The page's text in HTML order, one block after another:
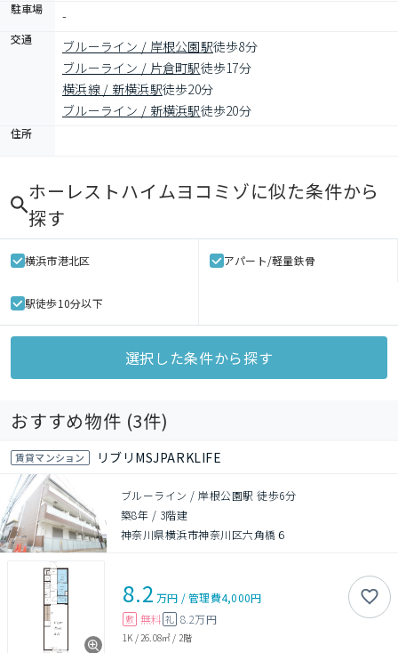
駐車場 -
交通 ブルーライン / 岸根公園駅徒歩8分
ブルーライン / 片倉町駅徒歩17分
横浜線 / 新横浜駅徒歩20分
ブルーライン / 新横浜駅徒歩20分
住所
ホーレストハイムヨコミゾに似た条件から
探す
横浜市港北区 アパート/軽量鉄骨
駅徒歩10分以下
選択した条件から探す
おすすめ物件 (3件)
賃貸マンション リブリMSJPARKLIFE
ブルーライン / 岸根公園駅 徒歩6分
築8年 / 3階建
神奈川県横浜市神奈川区六角橋６
8.2 万円 /管理費4,000円
敷 無料 礼 8.2万円
1K / 26.08㎡ / 2階